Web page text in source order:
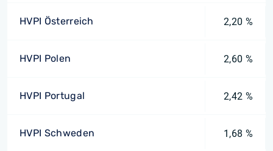
HVPI Österreich 2,20 %
HVPI Polen 2,60 %
HVPI Portugal 2,42 %
HVPI Schweden 1,68 %